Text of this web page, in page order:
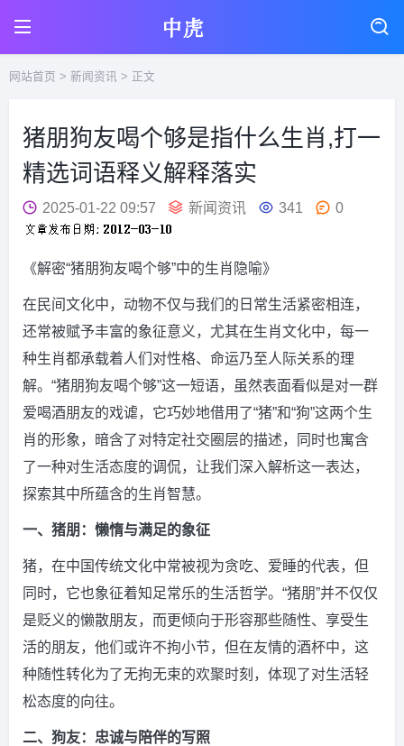
网站首页 > 新闻资讯 > 正文
猪朋狗友喝个够是指什么生肖,打一
精选词语释义解释落实
2025-01-22 09:57 新闻资讯 341 0
《解密“猪朋狗友喝个够”中的生肖隐喻》
在民间文化中，动物不仅与我们的日常生活紧密相连，
还常被赋予丰富的象征意义，尤其在生肖文化中，每一
种生肖都承载着人们对性格、命运乃至人际关系的理
解。“猪朋狗友喝个够”这一短语，虽然表面看似是对一群
爱喝酒朋友的戏谑，它巧妙地借用了“猪”和“狗”这两个生
肖的形象，暗含了对特定社交圈层的描述，同时也寓含
了一种对生活态度的调侃，让我们深入解析这一表达，
探索其中所蕴含的生肖智慧。
一、猪朋：懒惰与满足的象征
猪，在中国传统文化中常被视为贪吃、爱睡的代表，但
同时，它也象征着知足常乐的生活哲学。“猪朋”并不仅仅
是贬义的懒散朋友，而更倾向于形容那些随性、享受生
活的朋友，他们或许不拘小节，但在友情的酒杯中，这
种随性转化为了无拘无束的欢聚时刻，体现了对生活轻
松态度的向往。
二、狗友：忠诚与陪伴的写照